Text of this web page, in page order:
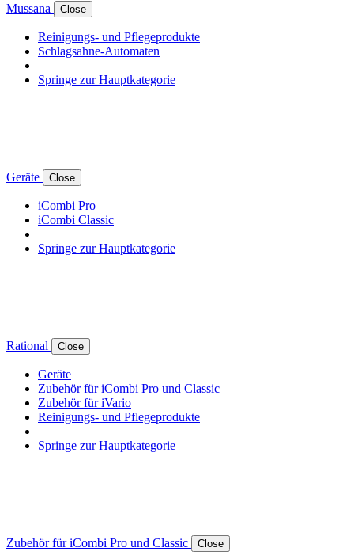
Mussana Close
Reinigungs- und Pflegeprodukte
Schlagsahne-Automaten
Springe zur Hauptkategorie
Geräte Close
iCombi Pro
iCombi Classic
Springe zur Hauptkategorie
Rational Close
Geräte
Zubehör für iCombi Pro und Classic
Zubehör für iVario
Reinigungs- und Pflegeprodukte
Springe zur Hauptkategorie
Zubehör für iCombi Pro und Classic Close